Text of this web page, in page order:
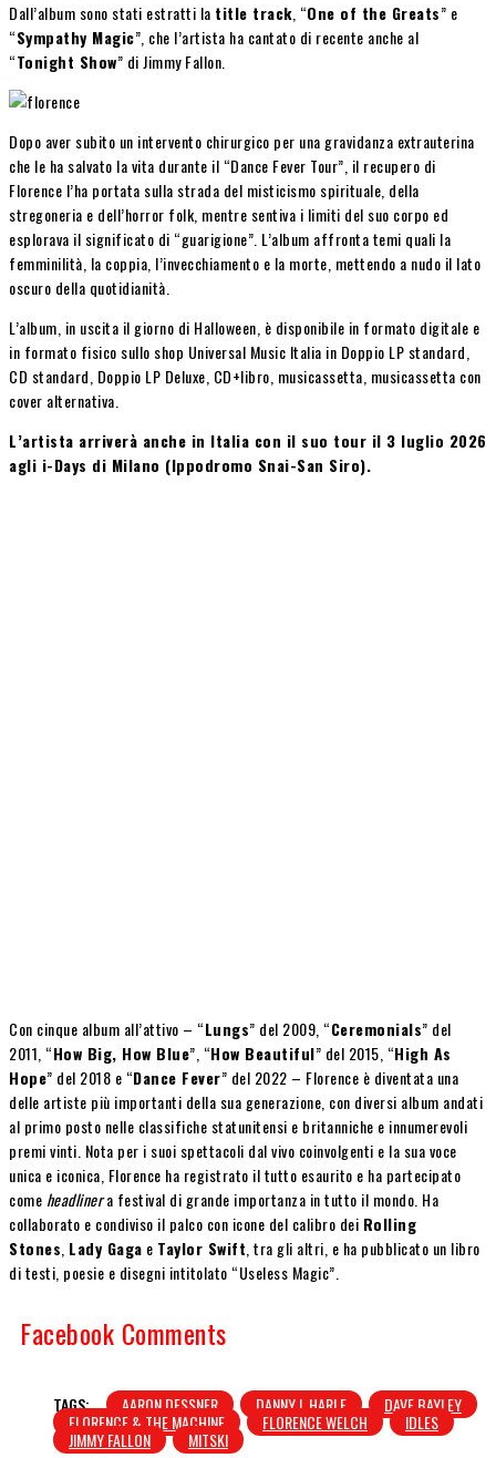
Dall’album sono stati estratti la title track, “One of the Greats” e
“Sympathy Magic”, che l’artista ha cantato di recente anche al
“Tonight Show” di Jimmy Fallon.
Dopo aver subito un intervento chirurgico per una gravidanza extrauterina
che le ha salvato la vita durante il “Dance Fever Tour”, il recupero di
Florence l’ha portata sulla strada del misticismo spirituale, della
stregoneria e dell’horror folk, mentre sentiva i limiti del suo corpo ed
esplorava il significato di “guarigione”. L’album affronta temi quali la
femminilità, la coppia, l’invecchiamento e la morte, mettendo a nudo il lato
oscuro della quotidianità.
L’album, in uscita il giorno di Halloween, è disponibile in formato digitale e
in formato fisico sullo shop Universal Music Italia in Doppio LP standard,
CD standard, Doppio LP Deluxe, CD+libro, musicassetta, musicassetta con
cover alternativa.
L’artista arriverà anche in Italia con il suo tour il 3 luglio 2026
agli i-Days di Milano (Ippodromo Snai-San Siro).
Con cinque album all’attivo – “Lungs” del 2009, “Ceremonials” del
2011, “How Big, How Blue”, “How Beautiful” del 2015, “High As
Hope” del 2018 e “Dance Fever” del 2022 – Florence è diventata una
delle artiste più importanti della sua generazione, con diversi album andati
al primo posto nelle classifiche statunitensi e britanniche e innumerevoli
premi vinti. Nota per i suoi spettacoli dal vivo coinvolgenti e la sua voce
unica e iconica, Florence ha registrato il tutto esaurito e ha partecipato
come headlinera festival di grande importanza in tutto il mondo. Ha
collaborato e condiviso il palco con icone del calibro dei Rolling
Stones Lady Gaga e Taylor Swift , tra gli altri, e ha pubblicato un libro
di testi, poesie e disegni intitolato “Useless Magic”.
Facebook Comments
TAGS: AARON DESSNER DANNY L.HARLE DAVE BAYLEY
FLORENCE & THE MACHINE FLORENCE WELCH IDLES
JIMMY FALLON MITSKI